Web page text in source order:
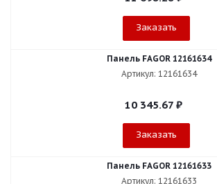
Заказать
Панель FAGOR 12161634
Артикул: 12161634
10 345.67 ₽
Заказать
Панель FAGOR 12161633
Артикул: 12161633